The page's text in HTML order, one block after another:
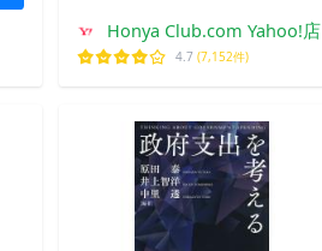
Honya Club.com Yahoo!店
4.7 (7,152件)